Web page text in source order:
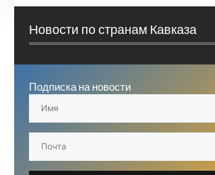
Новости по странам Кавказа
Подписка на новости